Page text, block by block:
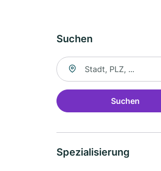
Suchen
Suche nach Ort
Suchen
Spezialisierung